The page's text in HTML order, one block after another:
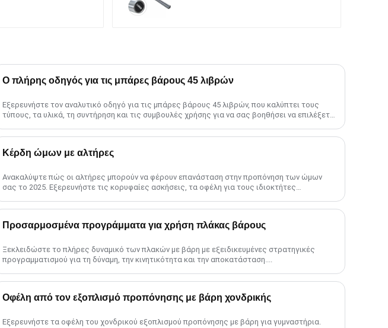
Ο πλήρης οδηγός για τις μπάρες βάρους 45 λιβρών
Εξερευνήστε τον αναλυτικό οδηγό για τις μπάρες βάρους 45 λιβρών, που καλύπτει τους
τύπους, τα υλικά, τη συντήρηση και τις συμβουλές χρήσης για να σας βοηθήσει να επιλέξετε
Κέρδη ώμων με αλτήρες
Ανακαλύψτε πώς οι αλτήρες μπορούν να φέρουν επανάσταση στην προπόνηση των ώμων
σας το 2025. Εξερευνήστε τις κορυφαίες ασκήσεις, τα οφέλη για τους ιδιοκτήτες
Προσαρμοσμένα προγράμματα για χρήση πλάκας βάρους
Ξεκλειδώστε το πλήρες δυναμικό των πλακών με βάρη με εξειδικευμένες στρατηγικές
προγραμματισμού για τη δύναμη, την κινητικότητα και την αποκατάσταση....
Οφέλη από τον εξοπλισμό προπόνησης με βάρη χονδρικής
Εξερευνήστε τα οφέλη του χονδρικού εξοπλισμού προπόνησης με βάρη για γυμναστήρια.